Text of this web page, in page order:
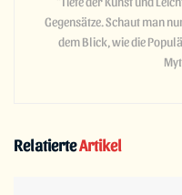
Gegensätze. Schaut man
dem Blick, wie die
RelatierteArtikel